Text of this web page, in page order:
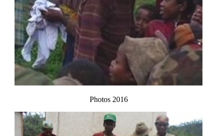
Photos 2016